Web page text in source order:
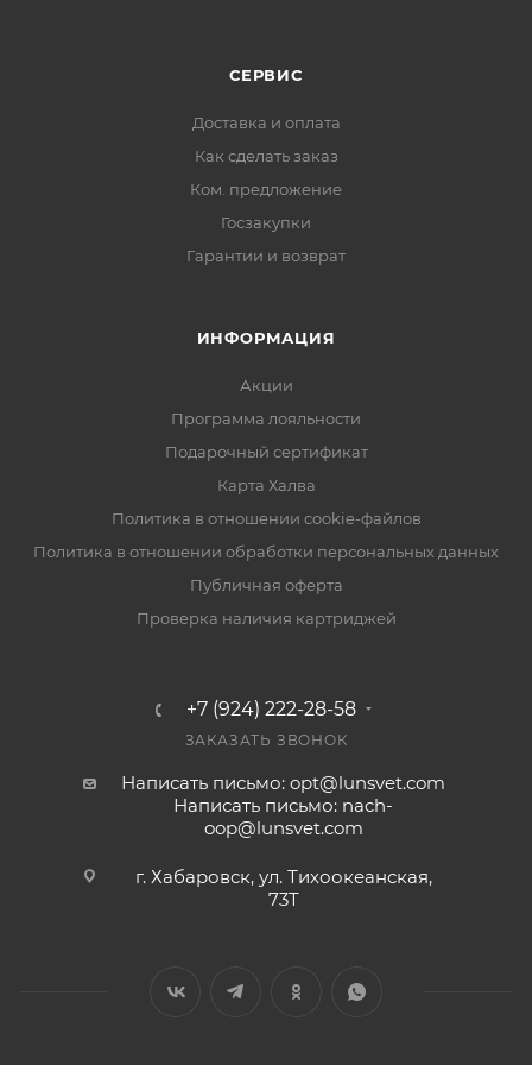
СЕРВИС
Доставка и оплата
Как сделать заказ
Ком. предложение
Госзакупки
Гарантии и возврат
ИНФОРМАЦИЯ
Акции
Программа лояльности
Подарочный сертификат
Карта Халва
Политика в отношении cookie-файлов
Политика в отношении обработки персональных данных
Публичная оферта
Проверка наличия картриджей
+7 (924) 222-28-58
ЗАКАЗАТЬ ЗВОНОК
Написать письмо: opt@lunsvet.com
Написать письмо: nach-
oop@lunsvet.com
г. Хабаровск, ул. Тихоокеанская,
73Т